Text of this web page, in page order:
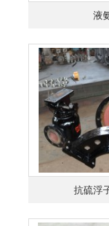
液
抗硫浮